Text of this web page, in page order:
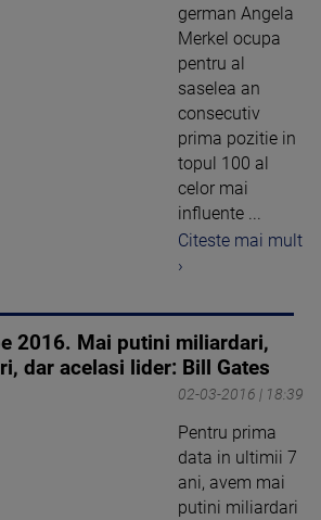
german Angela
Merkel ocupa
pentru al
saselea an
consecutiv
prima pozitie in
topul 100 al
celor mai
influente ...
Citeste mai mult
›
2016. Mai putini miliardari,
dar acelasi lider: Bill Gates
02-03-2016 | 18:39
Pentru prima
data in ultimii 7
ani, avem mai
putini miliardari